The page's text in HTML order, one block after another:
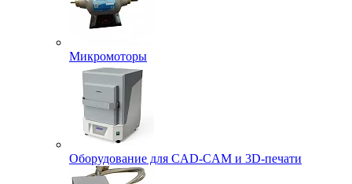
Микромоторы
Оборудование для CAD-CAM и 3D-печати